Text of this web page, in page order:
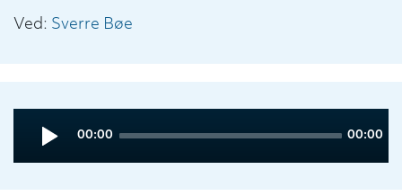
Ved: Sverre Bøe
Player
Current
00:00
Total
00:00